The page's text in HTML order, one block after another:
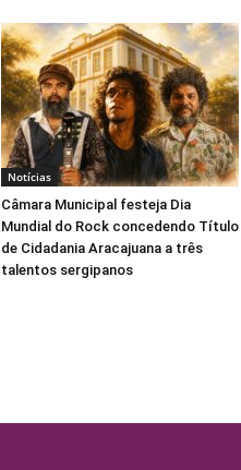
Notícias
Câmara Municipal festeja Dia
Mundial do Rock concedendo Título
de Cidadania Aracajuana a três
talentos sergipanos